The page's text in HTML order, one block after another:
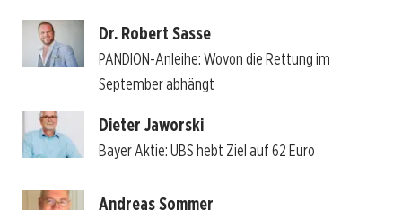
Dr. Robert Sasse
PANDION-Anleihe: Wovon die Rettung im
September abhängt
Dieter Jaworski
Bayer Aktie: UBS hebt Ziel auf 62 Euro
Andreas Sommer